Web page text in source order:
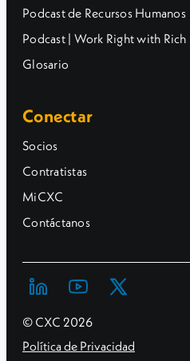
Podcast de Recursos Humanos
Podcast | Work Right with Rich
Glosario
Conectar
Socios
Contratistas
MiCXC
Contáctanos
© CXC 2026
Política de Privacidad